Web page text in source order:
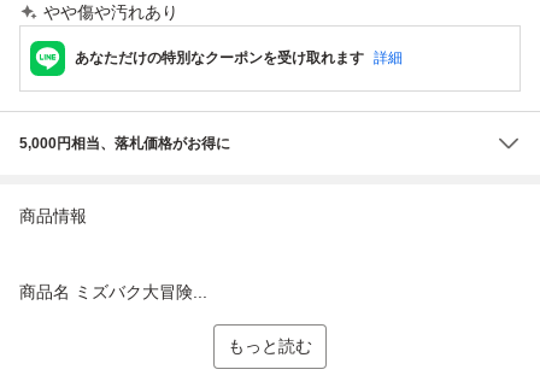
やや傷や汚れあり
あなただけの特別なクーポンを受け取れます 詳細
5,000円相当、落札価格がお得に
商品情報
商品名 ミズバク大冒険...
もっと読む